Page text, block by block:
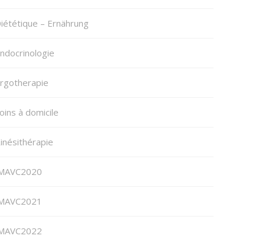
– Ernährung
à domicile